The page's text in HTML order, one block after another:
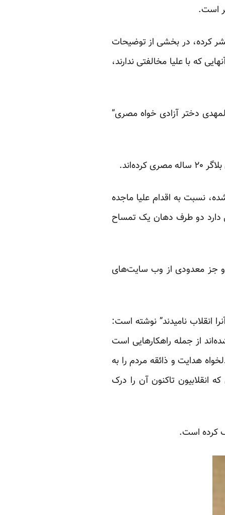
است.
کرده، در بخشی از توضیحات
که با علیا مخالفتی ندارند،
دختر آزادی خواه مصری”
نسبت به اقدام علیا ماجده
دو طرف دهان یک تمساح
و جز معدودی از وب سایت‌های
انقلاب نامیدند” نوشته است:
از جمله راهکارهایی است
هدایت و ذائقه مردم را به
تاکنون آن را درک
کرده است.